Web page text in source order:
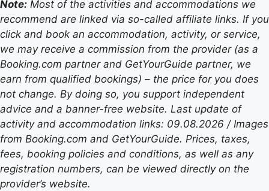
Note: Most of the activities and accommodations we
recommend are linked via so-called affiliate links. If you
click and book an accommodation, activity, or service,
we may receive a commission from the provider (as a
Booking.com partner and GetYourGuide partner, we
earn from qualified bookings) – the price for you does
not change. By doing so, you support independent
advice and a banner-free website. Last update of
activity and accommodation links: 09.08.2026 / Images
from Booking.com and GetYourGuide. Prices, taxes,
fees, booking policies and conditions, as well as any
registration numbers, can be viewed directly on the
provider’s website.